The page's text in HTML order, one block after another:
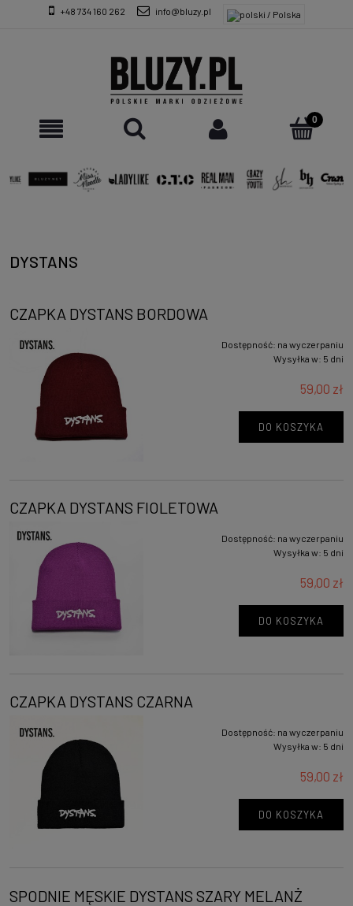
+48 734 160 262 info@bluzy.pl
DYSTANS
CZAPKA DYSTANS BORDOWA
Dostępność: na wyczerpaniu
Wysyłka w: 5 dni
59,00 zł
DO KOSZYKA
CZAPKA DYSTANS FIOLETOWA
Dostępność: na wyczerpaniu
Wysyłka w: 5 dni
59,00 zł
DO KOSZYKA
CZAPKA DYSTANS CZARNA
Dostępność: na wyczerpaniu
Wysyłka w: 5 dni
59,00 zł
DO KOSZYKA
SPODNIE MĘSKIE DYSTANS SZARY MELANŻ